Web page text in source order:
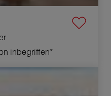
inbegriffen*